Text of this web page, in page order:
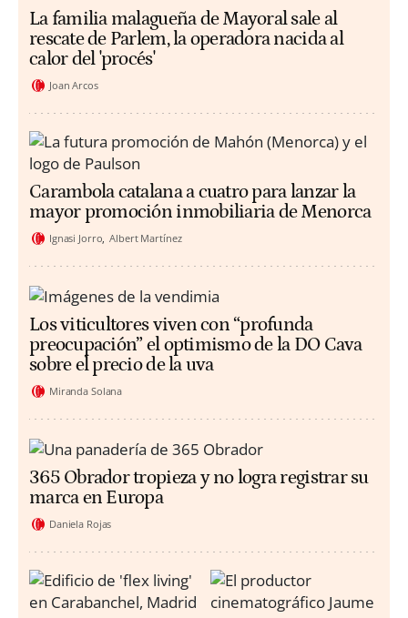
La familia malagueña de Mayoral sale al
rescate de Parlem, la operadora nacida al
calor del 'procés'
Joan Arcos
Carambola catalana a cuatro para lanzar la
mayor promoción inmobiliaria de Menorca
Ignasi Jorro Albert Martínez
Los viticultores viven con “profunda
preocupación” el optimismo de la DO Cava
sobre el precio de la uva
Miranda Solana
365 Obrador tropieza y no logra registrar su
marca en Europa
Daniela Rojas